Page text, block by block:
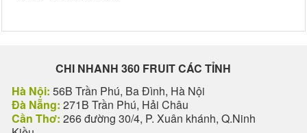
CHI NHANH 360 FRUIT CÁC TỈNH
Hà Nội: 56B Trần Phú, Ba Đình, Hà Nội
Đà Nẵng: 271B Trần Phú, Hải Châu
Cần Thơ: 266 đường 30/4, P. Xuân khánh, Q.Ninh